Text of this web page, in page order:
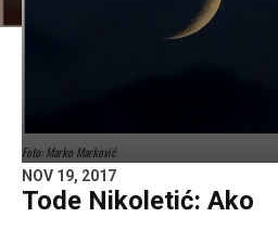
Foto: Marko Marković
NOV 19, 2017
Tode Nikoletić: Ako